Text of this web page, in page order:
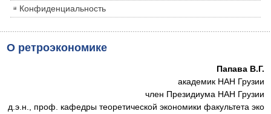
Конфиденциальность
О ретроэкономике
Папава В.Г.
академик HAH Грузии
член Президиума HAH Грузии
д.э.н., проф. кафедры теоретической экономики факультета эко